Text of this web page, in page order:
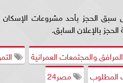
سبق الحجز بأحد مشروعات
بالإعلان السابق.
والمجتمعات العمرانية
المطلوب
مصر24